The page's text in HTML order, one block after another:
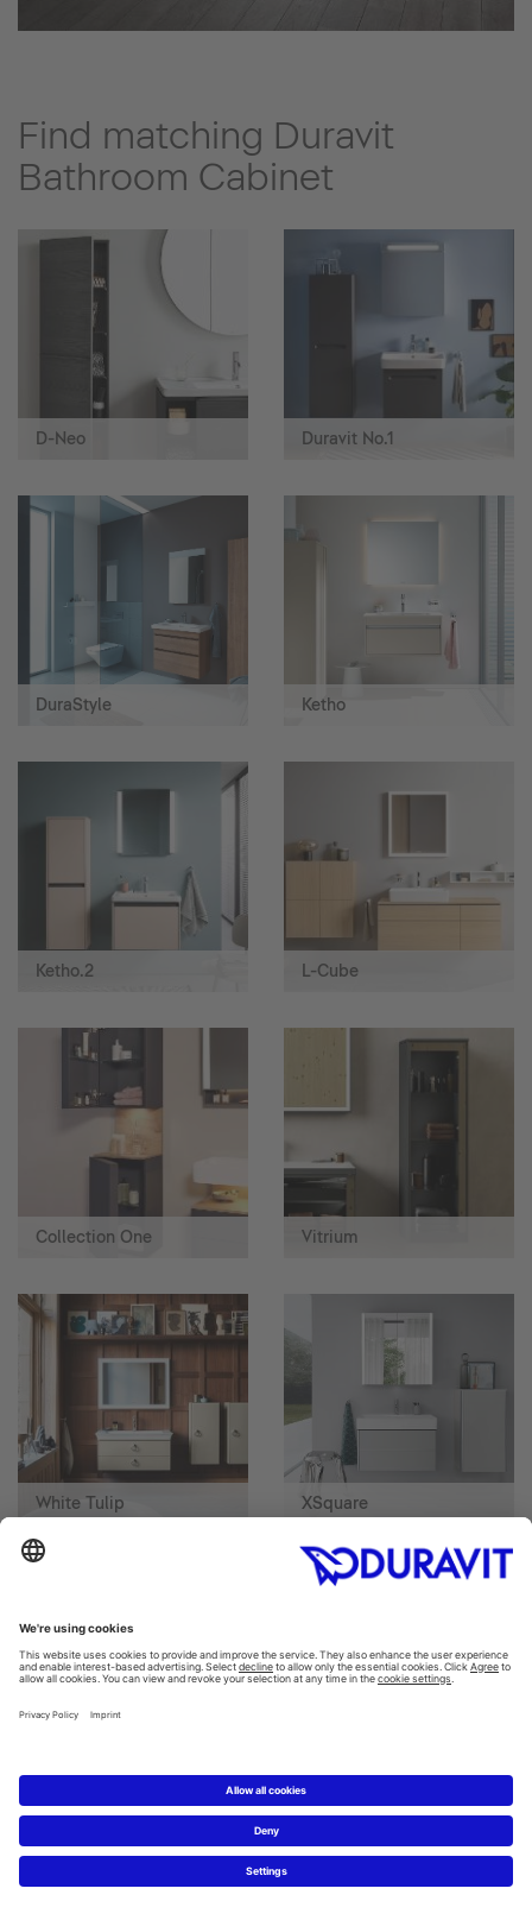
Find matching Duravit
Bathroom Cabinet
D-Neo Duravit No.1
DuraStyle Ketho
Ketho.2 L-Cube
Collection One Vitrium
White Tulip XSquare